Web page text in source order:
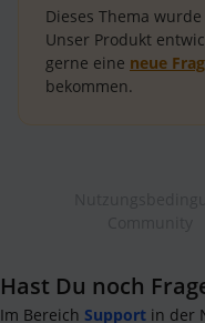
Dieses Thema
Unser Produkt
gerne eine neue
bekommen.
Hast Du noch
Im Bereich Support in der